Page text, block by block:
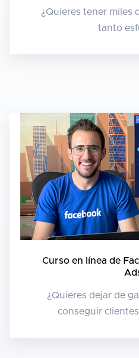
¿Quieres tener miles
tanto
Curso en línea de
¿Quieres dejar de
conseguir